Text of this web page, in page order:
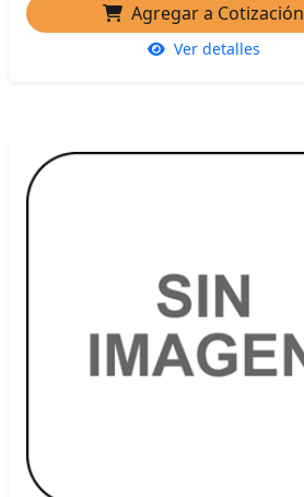
Agregar a Cotización
Ver detalles